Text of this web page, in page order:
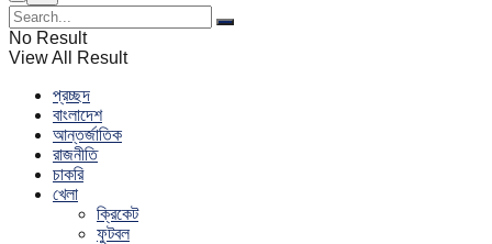
No Result
View All Result
প্রচ্ছদ
বাংলাদেশ
আন্তর্জাতিক
রাজনীতি
চাকরি
খেলা
ক্রিকেট
ফুটবল